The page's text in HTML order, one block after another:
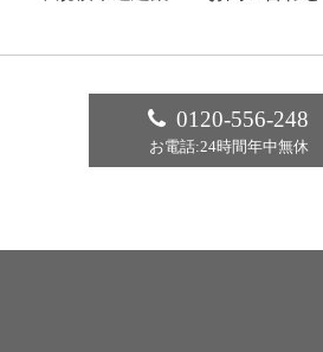
0120-556-248
お電話:24時間年中無休